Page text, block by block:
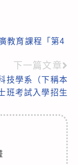
教育課程「第4
下一篇文章
技學系（下稱本
班考試入學招生